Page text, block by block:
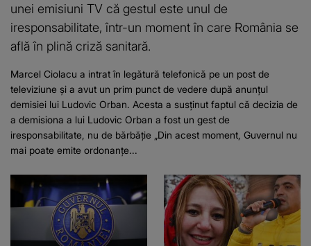
unei emisiuni TV că gestul este unul de
iresponsabilitate, într-un moment în care România se
află în plină criză sanitară.
Marcel Ciolacu a intrat în legătură telefonică pe un post de
televiziune și a avut un prim punct de vedere după anunțul
demisiei lui Ludovic Orban. Acesta a susținut faptul că decizia de
a demisiona a lui Ludovic Orban a fost un gest de
iresponsabilitate, nu de bărbăție „Din acest moment, Guvernul nu
mai poate emite ordonanţe...